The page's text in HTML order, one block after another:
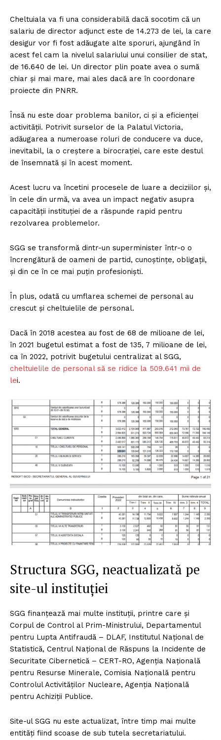
Cheltuiala va fi una considerabilă dacă socotim că un
salariu de director adjunct este de 14.273 de lei, la care
desigur vor fi fost adăugate alte sporuri, ajungând în
acest fel cam la nivelul salariului unui consilier de stat,
de 16.640 de lei. Un director plin poate avea o sumă
chiar și mai mare, mai ales dacă are în coordonare
proiecte din PNRR.
Însă nu este doar problema banilor, ci și a eficienței
activității. Potrivit surselor de la Palatul Victoria,
adăugarea a numeroase roluri de conducere va duce,
inevitabil, la o creștere a birocrației, care este destul
de însemnată și în acest moment.
Acest lucru va încetini procesele de luare a deciziilor și,
în cele din urmă, va avea un impact negativ asupra
capacității instituției de a răspunde rapid pentru
rezolvarea problemelor.
SGG se transformă dintr-un superminister într-o o
încrengătură de oameni de partid, cunoștințe, obligații,
și din ce în ce mai puțin profesioniști.
În plus, odată cu umflarea schemei de personal au
crescut și cheltuielile de personal.
Dacă în 2018 acestea au fost de 68 de milioane de lei,
în 2021 bugetul estimat a fost de 135, 7 milioane de lei,
ca în 2022, potrivit bugetului centralizat al SGG,
cheltuielile de personal să se ridice la 509.641 mii de
lei.
Structura SGG, neactualizată pe
site-ul instituției
SGG finanțează mai multe instituții, printre care și
Corpul de Control al Prim-Ministrului, Departamentul
pentru Lupta Antifraudă – DLAF, Institutul Naţional de
Statistică, Centrul Naţional de Răspuns la Incidente de
Securitate Cibernetică – CERT-RO, Agenţia Naţională
pentru Resurse Minerale, Comisia Naţională pentru
Controlul Activităţilor Nucleare, Agenţia Naţională
pentru Achiziţii Publice.
Site-ul SGG nu este actualizat, între timp mai multe
entități fiind scoase de sub tutela secretariatului.